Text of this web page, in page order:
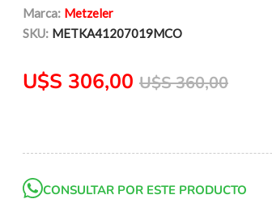
Marca: Metzeler
SKU: METKA41207019MCO
U$S 306,00 U$S 360,00
CONSULTAR POR ESTE PRODUCTO